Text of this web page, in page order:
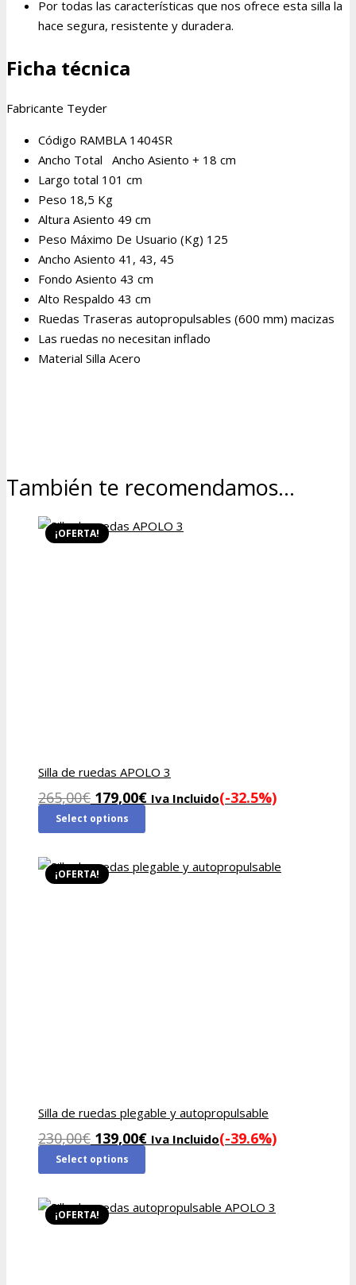
Por todas las características que nos ofrece esta silla la
hace segura, resistente y duradera.
Ficha técnica
Fabricante Teyder
Código RAMBLA 1404SR
Ancho Total Ancho Asiento + 18 cm
Largo total 101 cm
Peso 18,5 Kg
Altura Asiento 49 cm
Peso Máximo De Usuario (Kg) 125
Ancho Asiento 41, 43, 45
Fondo Asiento 43 cm
Alto Respaldo 43 cm
Ruedas Traseras autopropulsables (600 mm) macizas
Las ruedas no necesitan inflado
Material Silla Acero
También te recomendamos…
¡OFERTA!
Silla de ruedas APOLO 3
265,00€ El
precio
original
265,00€.
179,00€El
179,00€.
Iva Incluido(-32.5%)
Select options
¡OFERTA!
Silla de ruedas plegable y autopropulsable
230,00€ El
precio
original
230,00€.
139,00€El
139,00€.
Iva Incluido(-39.6%)
Select options
¡OFERTA!